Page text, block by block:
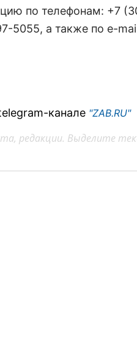
по телефонам: +7
5055, а также по e-
канале "ZAB.RU"
редакции. Выделите